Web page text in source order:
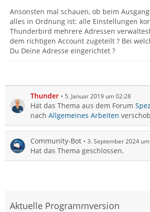
Ansonsten mal schauen, ob beim
alles in Ordnung ist: alle Einstellungen
Thunderbird mehrere Adressen
dem richtigen Account zugeteilt ? Bei
Du Deine Adresse eingerichtet ?
Thunder 5. Januar 2019 um 02:28
Hat das Thema aus dem Forum
nach Allgemeines Arbeiten
Community-Bot 3. September 2024
Hat das Thema geschlossen.
Aktuelle Programmversion